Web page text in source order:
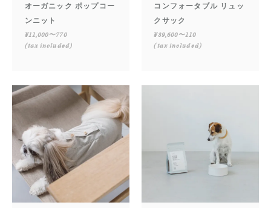
オーガニック ポップコー
ンニット
¥11,000〜770
(tax included)
コンフォータブル リュッ
クサック
¥39,600〜110
(tax included)